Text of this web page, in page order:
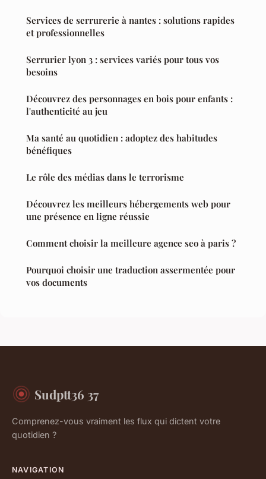
Services de serrurerie à nantes : solutions rapides
et professionnelles
Serrurier lyon 3 : services variés pour tous vos
besoins
Découvrez des personnages en bois pour enfants :
l'authenticité au jeu
Ma santé au quotidien : adoptez des habitudes
bénéfiques
Le rôle des médias dans le terrorisme
Découvrez les meilleurs hébergements web pour
une présence en ligne réussie
Comment choisir la meilleure agence seo à paris ?
Pourquoi choisir une traduction assermentée pour
vos documents
Sudptt36 37
Comprenez-vous vraiment les flux qui dictent votre
quotidien ?
NAVIGATION